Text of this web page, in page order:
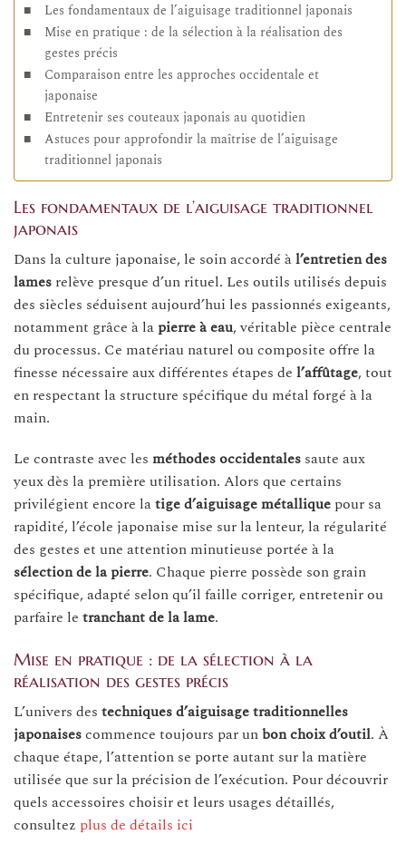
Les fondamentaux de l’aiguisage traditionnel japonais
Mise en pratique : de la sélection à la réalisation des
gestes précis
Comparaison entre les approches occidentale et
japonaise
Entretenir ses couteaux japonais au quotidien
Astuces pour approfondir la maîtrise de l’aiguisage
traditionnel japonais
Les fondamentaux de l’aiguisage traditionnel
japonais
Dans la culture japonaise, le soin accordé àl’entretien des
lames relève presque d’un rituel. Les outils utilisés depuis
des siècles séduisent aujourd’hui les passionnés exigeants,
notamment grâce à la pierre à eau, véritable pièce centrale
du processus. Ce matériau naturel ou composite offre la
finesse nécessaire aux différentes étapes de l’affûtage, tout
en respectant la structure spécifique du métal forgé à la
main.
Le contraste avec les méthodes occidentales saute aux
yeux dès la première utilisation. Alors que certains
privilégient encore latige d’aiguisage métallique pour sa
rapidité, l’école japonaise mise sur la lenteur, la régularité
des gestes et une attention minutieuse portée à la
sélection de la pierre. Chaque pierre possède son grain
spécifique, adapté selon qu’il faille corriger, entretenir ou
parfaire le tranchant de la lame.
Mise en pratique : de la sélection à la
réalisation des gestes précis
L’univers des techniques d’aiguisage traditionnelles
japonaisescommence toujours par unbon choix d’outil. À
chaque étape, l’attention se porte autant sur la matière
utilisée que sur la précision de l’exécution. Pour découvrir
quels accessoires choisir et leurs usages détaillés,
consultez plus de détails ici